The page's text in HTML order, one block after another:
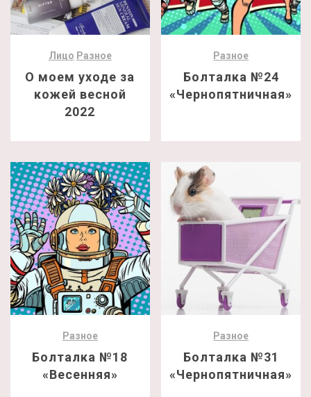
Лицо Разное
О моем уходе за
кожей весной
2022
Разное
Болталка №24
«Чернопятничная»
Разное
Болталка №18
«Весенняя»
Разное
Болталка №31
«Чернопятничная»